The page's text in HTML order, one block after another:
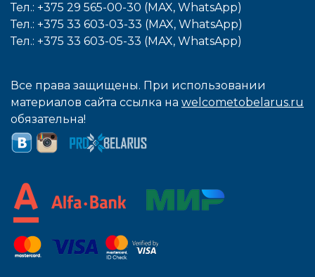
Тел.: +375 29 565-00-30 (MAX, WhatsApp)
Тел.: +375 33 603-03-33 (MAX, WhatsApp)
Тел.: +375 33 603-05-33 (MAX, WhatsApp)
Все права защищены. При использовании
материалов сайта ссылка на welcometobelarus.ru
обязательна!